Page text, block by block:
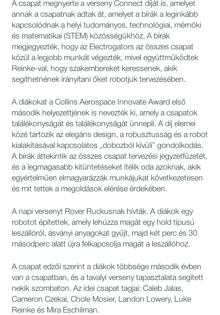
A csapat megnyerte a verseny Connect díját is, amelyet
annak a csapatnak adtak át, amelyet a bírák a leginkább
kapcsolódnak a helyi tudományos, technológiai, mérnöki
és matematikai (STEM) közösségükhöz. A bírák
megjegyezték, hogy az Electrogators az összes csapat
közül a legjobb munkát végezték, mivel együttműködtek
Reinke-val, hogy szakembereket keressenek, akik
segíthetnének irányítani őket robotjuk tervezésében.
A diákokat a Collins Aerospace Innovate Award első
második helyezettjének is nevezték ki, amely a csapatok
találékonyságát és találékonyságát ünnepli. A díj elemei
közé tartozik az elegáns design, a robusztusság és a robot
kialakításával kapcsolatos „dobozból kívüli” gondolkodás.
A bírák áttekintik az összes csapat tervezési jegyzetfüzetét,
és a legmagasabb kitüntetéseket ítélik oda azoknak, akik
egyértelműen elmagyarázzák munkájukat következetesen
és mit tettek a megoldások elérése érdekében.
A napi versenyt Rover Ruckusnak hívták. A diákok egy
robotot építettek, amely lehúzza magát egy hold típusú
leszállóról, ásványi anyagokat gyűjt, majd két perc és 30
másodperc alatt újra felkapcsolja magát a leszállóhoz.
A csapat edzői szerint a diákok többsége második évben
van a csapatban, és a tavalyi verseny tapasztalata segített
nekik szombaton. Az idei csapat tagjai: Caleb Jalas,
Cameron Czekai, Chole Mosier, Landon Lowery, Luke
Reinke és Mira Eschilman.